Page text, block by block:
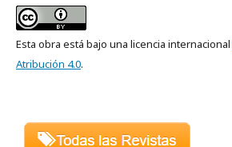
Esta obra está bajo una licencia internacional
Atribución 4.0.